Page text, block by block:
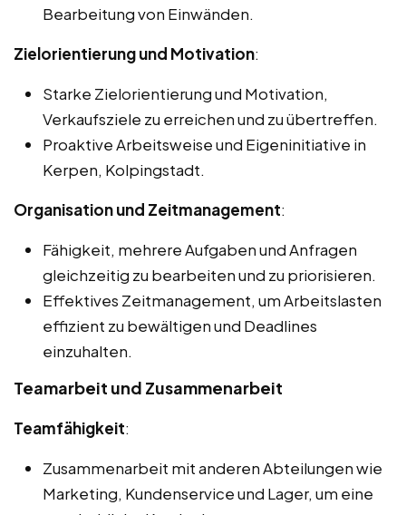
Bearbeitung von Einwänden.
Zielorientierung und Motivation:
Starke Zielorientierung und Motivation,
Verkaufsziele zu erreichen und zu übertreffen.
Proaktive Arbeitsweise und Eigeninitiative in
Kerpen, Kolpingstadt.
Organisation und Zeitmanagement:
Fähigkeit, mehrere Aufgaben und Anfragen
gleichzeitig zu bearbeiten und zu priorisieren.
Effektives Zeitmanagement, um Arbeitslasten
effizient zu bewältigen und Deadlines
einzuhalten.
Teamarbeit und Zusammenarbeit
Teamfähigkeit:
Zusammenarbeit mit anderen Abteilungen wie
Marketing, Kundenservice und Lager, um eine